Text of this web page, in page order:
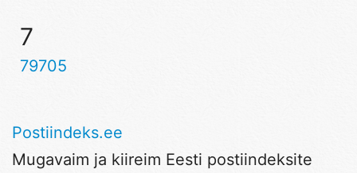
7
79705
Postiindeks.ee
Mugavaim ja kiireim Eesti postiindeksite